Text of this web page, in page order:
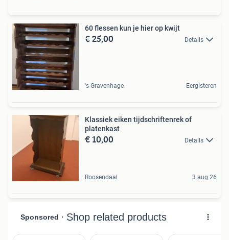
60 flessen kun je hier op kwijt
€ 25,00 Details
's-Gravenhage Eergisteren
Klassiek eiken tijdschriftenrek of
platenkast
€ 10,00 Details
Roosendaal 3 aug 26